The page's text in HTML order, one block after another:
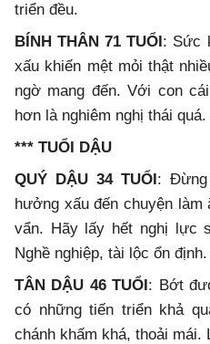
triển đều.
BÍNH THÂN 71 TUỔI: Sức
xấu khiến mệt mỏi thật
ngờ mang đến. Với con
hơn là nghiêm nghị thái quá.
*** TUỔI DẬU
QUÝ DẬU 34 TUỔI: Đừng
hưởng xấu đến chuyện
vẩn. Hãy lấy hết nghị lực
Nghề nghiệp, tài lộc ổn định.
TÂN DẬU 46 TUỔI: Bớt
có những tiến triển khả
chánh khấm khá, thoải mái.